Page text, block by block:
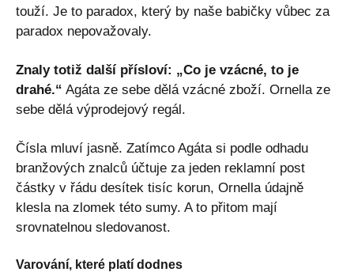
touží. Je to paradox, který by naše babičky vůbec za
paradox nepovažovaly.
Znaly totiž další přísloví: „Co je vzácné, to je
drahé.“ Agáta ze sebe dělá vzácné zboží. Ornella ze
sebe dělá výprodejový regál.
Čísla mluví jasně. Zatímco Agáta si podle odhadu
branžových znalců účtuje za jeden reklamní post
částky v řádu desítek tisíc korun, Ornella údajně
klesla na zlomek této sumy. A to přitom mají
srovnatelnou sledovanost.
Varování, které platí dodnes